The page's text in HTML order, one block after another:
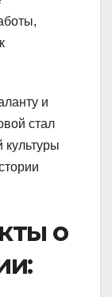
и
стал
культуры
о